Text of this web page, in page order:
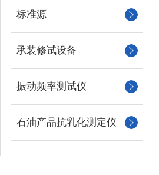
标准源
承装修试设备
振动频率测试仪
石油产品抗乳化测定仪